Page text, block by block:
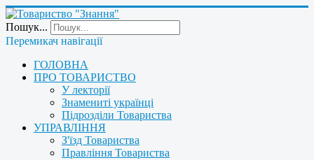
Пошук...
Перемикач навігації
ГОЛОВНА
ПРО ТОВАРИСТВО
У лекторії
Знамениті українці
Підрозділи Товариства
УПРАВЛІННЯ
З'їзд Товариства
Правління Товариства